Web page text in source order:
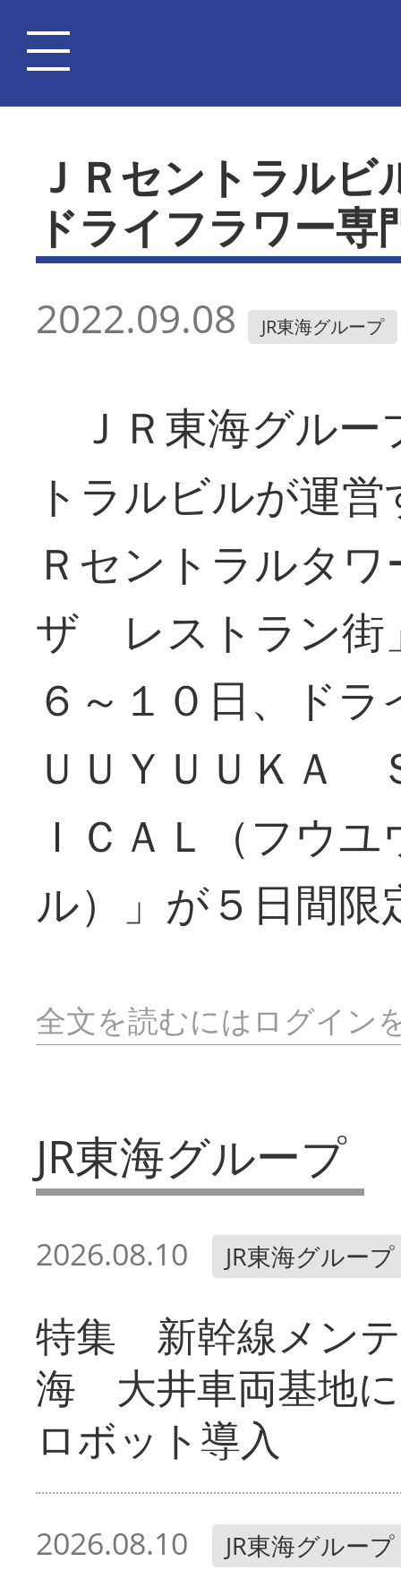
ＪＲセントラル
ドライフラワー
2022.09.08 JR東海グループ
ＪＲ東海グルー
トラルビルが運
Ｒセントラルタ
ザ レストラン街
６～１０日、ド
ＵＵＹＵＵＫＡ
ＩＣＡＬ（フウ
ル）」が５日間
全文を読むにはログイン
JR東海グループ
2026.08.10 JR東海グループ
特集 新幹線メン
海 大井車両基地
ロボット導入
2026.08.10 JR東海グループ